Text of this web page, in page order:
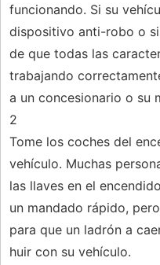
funcionando. Si su
dispositivo anti-robo o
de que todas las
trabajando
a un concesionario o su
2
Tome los coches del
vehículo. Muchas
las llaves en el
un mandado rápido,
para que un ladrón a
huir con su vehículo.